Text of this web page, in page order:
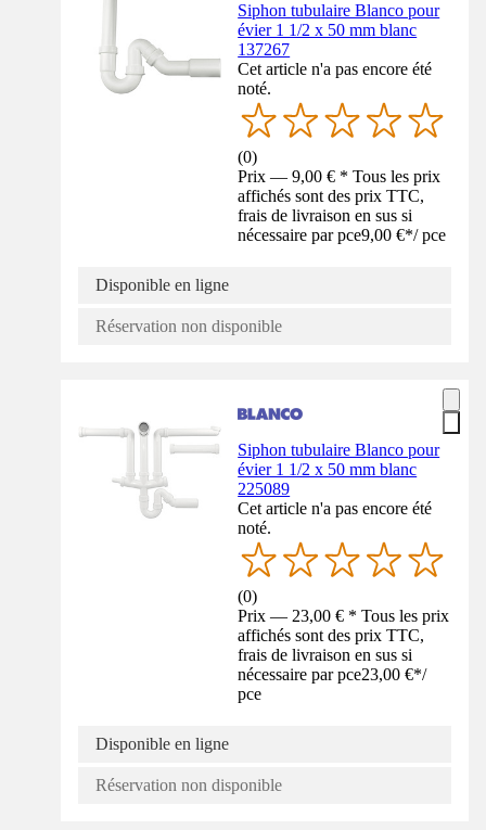
Siphon tubulaire Blanco pour
évier 1 1/2 x 50 mm blanc
137267
Cet article n'a pas encore été
noté.
(0)
Prix — 9,00 € * Tous les prix
affichés sont des prix TTC,
frais de livraison en sus si
nécessaire par pce9,00 €*/ pce
Disponible en ligne
Réservation non disponible
Siphon tubulaire Blanco pour
évier 1 1/2 x 50 mm blanc
225089
Cet article n'a pas encore été
noté.
(0)
Prix — 23,00 € * Tous les prix
affichés sont des prix TTC,
frais de livraison en sus si
nécessaire par pce23,00 €*/
pce
Disponible en ligne
Réservation non disponible